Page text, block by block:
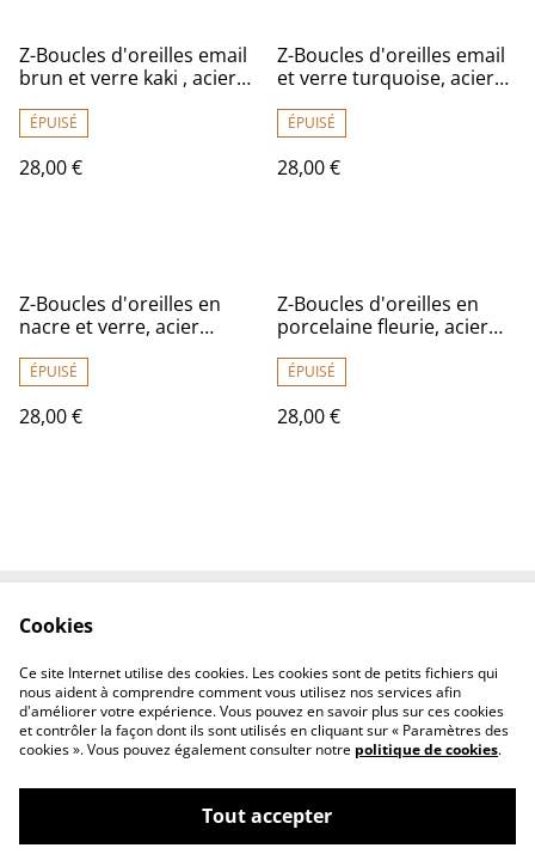
Z-Boucles d'oreilles email
brun et verre kaki , acier
nickel
ÉPUISÉ
28,00 €
Z-Boucles d'oreilles email
et verre turquoise, acier
nickel, pièce unique
ÉPUISÉ
28,00 €
Z-Boucles d'oreilles en
nacre et verre, acier
nickel, pièce unique
ÉPUISÉ
28,00 €
Z-Boucles d'oreilles en
porcelaine fleurie, acier
nickel, pièce unique
ÉPUISÉ
28,00 €
Politique de
confidentialité
Politique de cookies
©2026Fleurs et lin boutique
Cookies
Ce site Internet utilise des cookies. Les cookies sont de petits fichiers qui
nous aident à comprendre comment vous utilisez nos services afin
d'améliorer votre expérience. Vous pouvez en savoir plus sur ces cookies
et contrôler la façon dont ils sont utilisés en cliquant sur « Paramètres des
cookies ». Vous pouvez également consulter notre politique de cookies.
Tout accepter